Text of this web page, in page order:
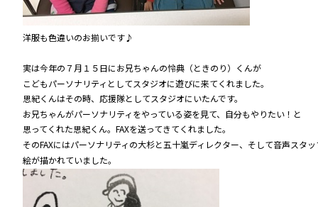
洋服も色違いのお揃いです♪
実は今年の７月１５日にお兄ちゃんの怜典（ときのり）くんが
こどもパーソナリティとしてスタジオに遊びに来てくれました。
思紀くんはその時、応援隊としてスタジオにいたんです。
お兄ちゃんがパーソナリティをやっている姿を見て、自分もやりたい！と
思ってくれた思紀くん。FAXを送ってきてくれました。
そのFAXにはパーソナリティの大杉と五十嵐ディレクター、そして音声スタ
絵が描かれていました。